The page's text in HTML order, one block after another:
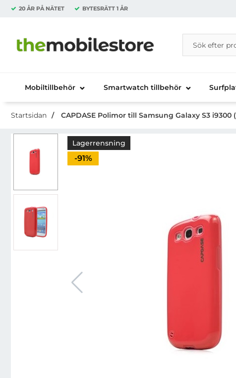
20 ÅR PÅ NÄTET BYTESRÄTT 1 ÅR
Startsidan för Danira Telecom AB
Sök
Sök på
Mobiltillbehör Smartwatch tillbehör
Startsidan CAPDASE Polimor till Samsung Galaxy S3 i9300
Lagerrensning
Priset är nedsatt med
-91%